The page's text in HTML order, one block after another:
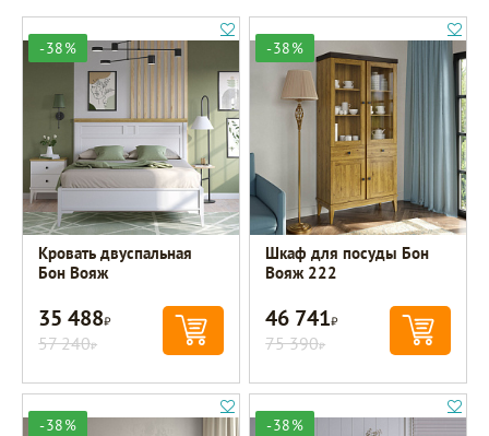
-38%
Кровать двуспальная
Бон Вояж
35 488Р
57 240Р
-38%
Шкаф для посуды Бон
Вояж 222
46 741Р
75 390Р
-38% -38%